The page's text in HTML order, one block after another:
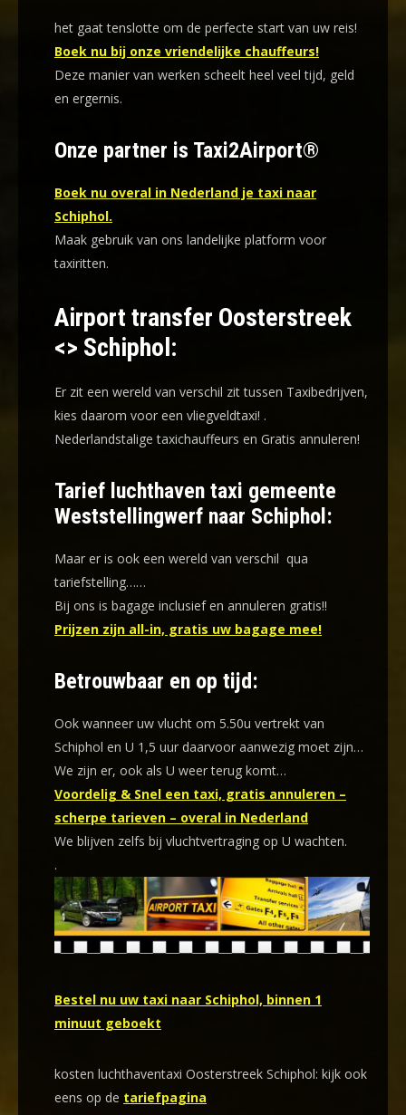
het gaat tenslotte om de perfecte start van uw reis!
Boek nu bij onze vriendelijke chauffeurs!
Deze manier van werken scheelt heel veel tijd, geld
en ergernis.
Onze partner is Taxi2Airport®
Boek nu overal in Nederland je taxi naar
Schiphol.
Maak gebruik van ons landelijke platform voor
taxiritten.
Airport transfer Oosterstreek
<> Schiphol:
Er zit een wereld van verschil zit tussen Taxibedrijven,
kies daarom voor een vliegveldtaxi! .
Nederlandstalige taxichauffeurs en Gratis annuleren!
Tarief luchthaven taxi gemeente
Weststellingwerf naar Schiphol:
Maar er is ook een wereld van verschil qua
tariefstelling……
Bij ons is bagage inclusief en annuleren gratis!!
Prijzen zijn all-in, gratis uw bagage mee!
Betrouwbaar en op tijd:
Ook wanneer uw vlucht om 5.50u vertrekt van
Schiphol en U 1,5 uur daarvoor aanwezig moet zijn…
We zijn er, ook als U weer terug komt…
Voordelig & Snel een taxi, gratis annuleren –
scherpe tarieven – overal in Nederland
We blijven zelfs bij vluchtvertraging op U wachten.
.
Bestel nu uw taxi naar Schiphol, binnen 1
minuut geboekt
kosten luchthaventaxi Oosterstreek Schiphol: kijk ook
eens op de tariefpagina